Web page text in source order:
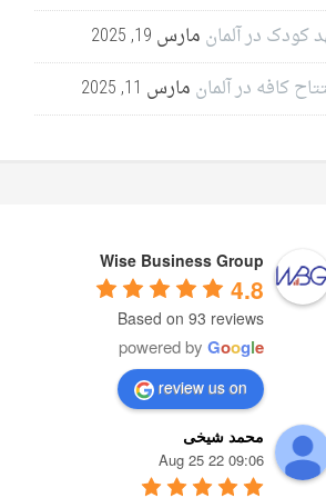
کودک در آلمان مارس 19, 2025
کافه در آلمان مارس 11, 2025
Wise Business Group
4.8
Based on 93 reviews
powered by Google
review us on
محمد شیخی
09:06 22 Aug 25